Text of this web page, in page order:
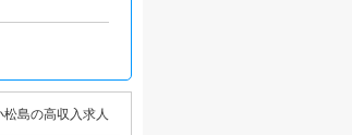
島の高収入求人